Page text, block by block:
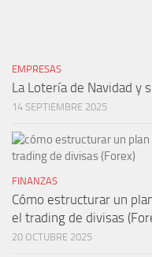
EMPRESAS
La Lotería de Navidad y
14 SEPTIEMBRE 2025
FINANZAS
Cómo estructurar un
el trading de divisas
20 OCTUBRE 2025